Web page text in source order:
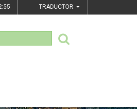
TRADUCTOR